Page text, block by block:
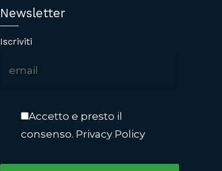
Newsletter
Iscriviti
Accetto e presto il
consenso. Privacy Policy